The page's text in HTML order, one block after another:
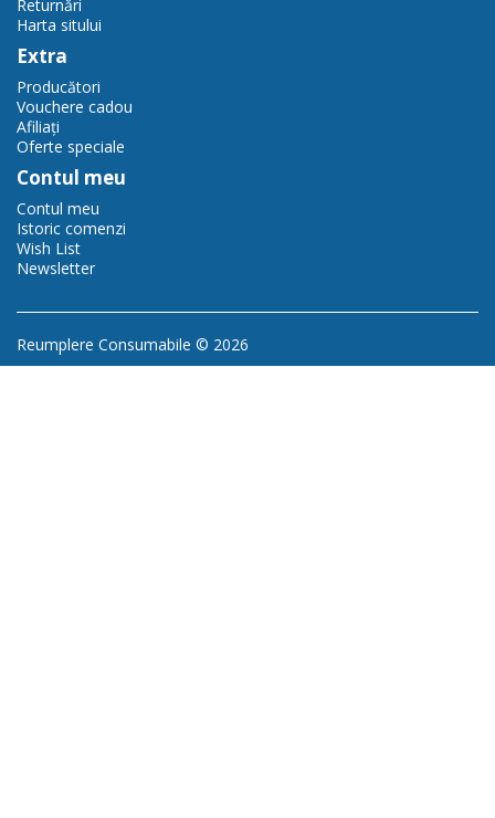
Returnări
Harta sitului
Extra
Producători
Vouchere cadou
Afiliaţi
Oferte speciale
Contul meu
Contul meu
Istoric comenzi
Wish List
Newsletter
Reumplere Consumabile © 2026